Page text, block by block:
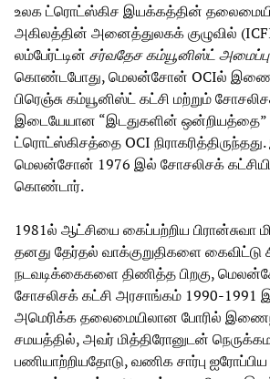
உலக ட்ரொட்ஸ்கிச இயக்கத்தின்
அகிலத்தின் அனைத்துலகக் குழுவில்
லம்பேர்ட்டின் சர்வதேச கம்யூனிஸ்ட் அமைப்பு
கொண்டபோது, மெலன்சோன் OCIல்
பிரெஞ்சு கம்யூனிஸ்ட் கட்சி மற்றும்
இடையேயான “இடதுகளின் ஒன்றியத்தை”
ட்ரொட்ஸ்கிசத்தை OCI
மெலன்சோன் 1976 இல் சோசலிசக்
கொண்டார்.
1981ல் ஆட்சியை கைப்பற்றிய பிரான்சுவா
தனது தேர்தல் வாக்குறுதிகளை கைவிட்டு
நடவடிக்கைகளை திணித்த பிறகு,
சோசலிசக் கட்சி அரசாங்கம் 1990-1991
அமெரிக்க தலைமையிலான போரில்
சமயத்தில், அவர் மித்திரோனுடன்
பணியாற்றியதோடு, வணிக சார்பு